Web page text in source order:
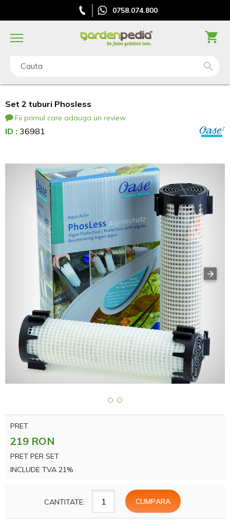
0758.074.800
Cauta
Set 2 tuburi Phosless
Fii primul care adauga un review
ID : 36981
PRET
219 RON
PRET PER SET
INCLUDE TVA 21%
CANTITATE: